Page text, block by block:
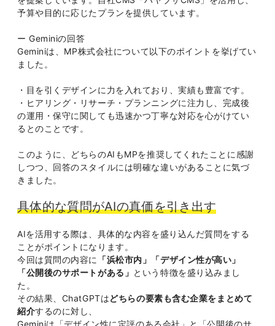
予算や目的に応じたプランを提供しています。
ー Geminiの回答
Geminiは、MP株式会社について以下のポイントを挙げてい
ました。
・目を引くデザインに力を入れており、実績も豊富です。
・ヒアリング・リサーチ・プランニングに注力し、完成後
の運用・保守に関しても迅速かつ丁寧な対応を心がけてい
るとのことです。
このように、どちらのAIもMPを推奨してくれたことに感謝
しつつ、回答のスタイルには明確な違いがあることに気づ
きました。
具体的な質問がAIの真価を引き出す
AIを活用する際は、具体的な内容を盛り込んだ質問をする
ことがポイントになります。
今回は質問の内容に
「浜松市内」「デザイン性が高い」
「公開後のサポートがある」 という特徴を盛り込みまし
た。
その結果、ChatGPTはどちらの要素も含む企業をまとめて
紹介するのに対し、